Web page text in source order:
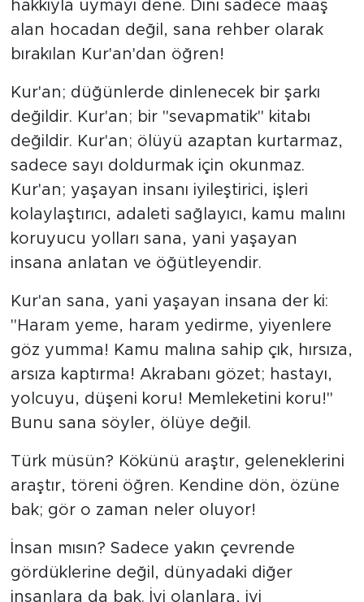
hakkıyla uymayı dene. Dini sadece maaş
alan hocadan değil, sana rehber olarak
bırakılan Kur'an'dan öğren!
Kur'an; düğünlerde dinlenecek bir şarkı
değildir. Kur'an; bir "sevapmatik" kitabı
değildir. Kur'an; ölüyü azaptan kurtarmaz,
sadece sayı doldurmak için okunmaz.
Kur'an; yaşayan insanı iyileştirici, işleri
kolaylaştırıcı, adaleti sağlayıcı, kamu malını
koruyucu yolları sana, yani yaşayan
insana anlatan ve öğütleyendir.
Kur'an sana, yani yaşayan insana der ki:
"Haram yeme, haram yedirme, yiyenlere
göz yumma! Kamu malına sahip çık, hırsıza,
arsıza kaptırma! Akrabanı gözet; hastayı,
yolcuyu, düşeni koru! Memleketini koru!"
Bunu sana söyler, ölüye değil.
Türk müsün? Kökünü araştır, geleneklerini
araştır, töreni öğren. Kendine dön, özüne
bak; gör o zaman neler oluyor!
İnsan mısın? Sadece yakın çevrende
gördüklerine değil, dünyadaki diğer
insanlara da bak. İyi olanlara, iyi